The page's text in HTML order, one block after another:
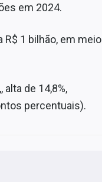
em 2024.
R$ 1 bilhão, em meio
de 14,8%,
percentuais).